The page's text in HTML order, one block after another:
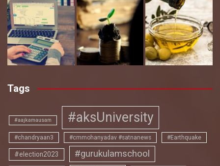
Tags
#aajkamausam #aksUniversity
#chandryaan3 #cmmohanyadav #satnanews #Earthquake
#election2023 #gurukulamschool